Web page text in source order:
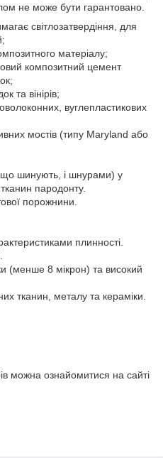
не може бути гарантовано.
світлозатвердіння, для
матеріалу;
композитний цемент
та вінірів;
вуглепластикових
мостів (типу Maryland або
що шинують, і шнурами) у
пародонту.
порожнини.
плинності.
(менше 8 мікрон) та високий
тканин, металу та кераміки.
можна ознайомитися на сайті